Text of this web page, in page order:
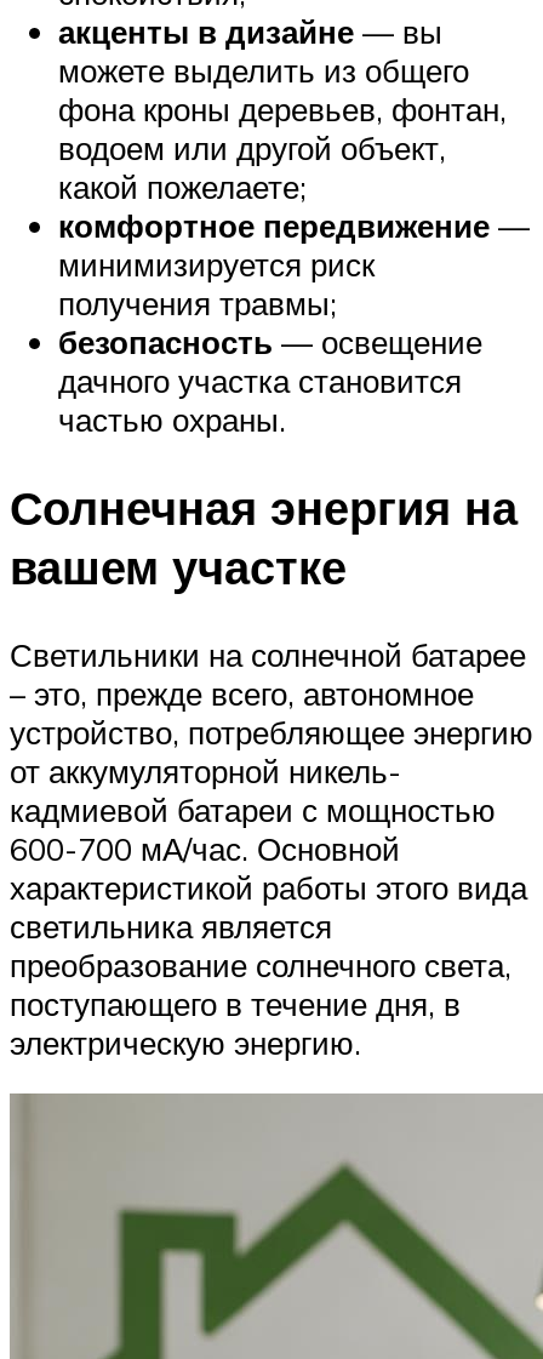
акценты в дизайне — вы
можете выделить из общего
фона кроны деревьев, фонтан,
водоем или другой объект,
какой пожелаете;
комфортное передвижение —
минимизируется риск
получения травмы;
безопасность — освещение
дачного участка становится
частью охраны.
Солнечная энергия на
вашем участке
Светильники на солнечной батарее
– это, прежде всего, автономное
устройство, потребляющее энергию
от аккумуляторной никель-
кадмиевой батареи с мощностью
600-700 мА/час. Основной
характеристикой работы этого вида
светильника является
преобразование солнечного света,
поступающего в течение дня, в
электрическую энергию.